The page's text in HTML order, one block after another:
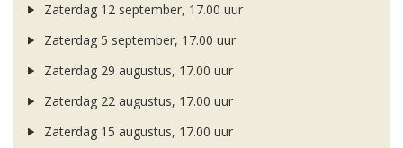
Zaterdag 12 september, 17.00 uur
Zaterdag 5 september, 17.00 uur
Zaterdag 29 augustus, 17.00 uur
Zaterdag 22 augustus, 17.00 uur
Zaterdag 15 augustus, 17.00 uur